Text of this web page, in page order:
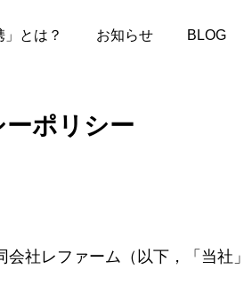
」とは？ お知らせ BLOG
ポリシー
社レファーム（以下，「当社